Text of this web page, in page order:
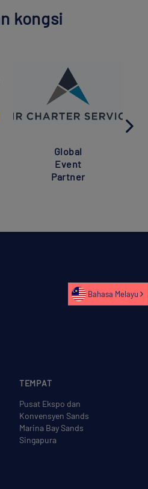
kongsi
Global
Event
Partner
TEMPAT
Pusat Ekspo dan
Konvensyen Sands
Marina Bay Sands
Singapura
Bahasa Melayu